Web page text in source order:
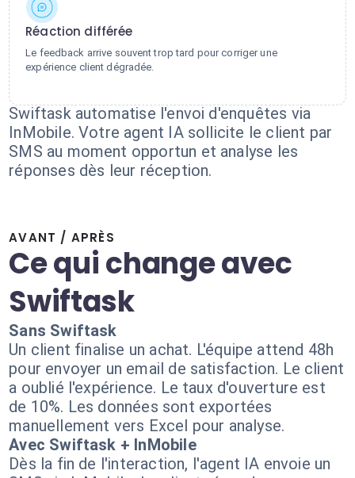
Réaction différée
Le feedback arrive souvent trop tard pour corriger une
expérience client dégradée.
Swiftask automatise l'envoi d'enquêtes via
InMobile. Votre agent IA sollicite le client par
SMS au moment opportun et analyse les
réponses dès leur réception.
AVANT / APRÈS
Ce qui change avec
Swiftask
Sans Swiftask
Un client finalise un achat. L'équipe attend 48h
pour envoyer un email de satisfaction. Le client
a oublié l'expérience. Le taux d'ouverture est
de 10%. Les données sont exportées
manuellement vers Excel pour analyse.
Avec Swiftask + InMobile
Dès la fin de l'interaction, l'agent IA envoie un